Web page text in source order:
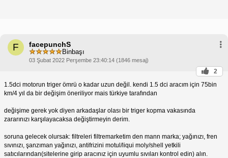
F facepunchS
Binbaşı
03 Şubat 2022 Perşembe 23:40:14 (1846 mesaj)
2
1.5dci motorun triger ömrü o kadar uzun değil. kendi 1.5 dci aracım için 75bin
km/4 yıl da bir değişim öneriliyor mais türkiye tarafından
değişime gerek yok diyen arkadaşlar olası bir triger kopma vakasında
zararınızı karşılayacaksa değiştirmeyin derim.
soruna gelecek olursak: filtreleri filtremarketim den mann marka; yağınızı, fren
sıvınızı, şanzıman yağınızı, antifrizini motul/liqui moly/shell yetkili
satıcılarından(sitelerine girip aracınız için uyumlu sıvıları kontrol edin) alın.